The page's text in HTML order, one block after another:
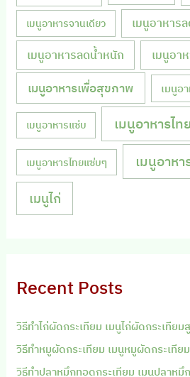
เมนูอาหารจานเดียว เมนูอาหาร
เมนูอาหารลดน้ำหนัก เมนูอา
เมนูอาหารเพื่อสุขภาพ เมนูอ
เมนูอาหารแซ่บ เมนูอาหารไทย
เมนูอาหารไทยแซ่บๆ เมนูอาห
เมนูไก่
Recent Posts
วิธีทำไก่ผัดกระเทียม เมนูไก่ผัดกระเทีย
วิธีทำหมูผัดกระเทียม เมนูหมูผัดกระเทีย
วิธีทำปลาหมึกทอดกระเทียม เมนูปลาห